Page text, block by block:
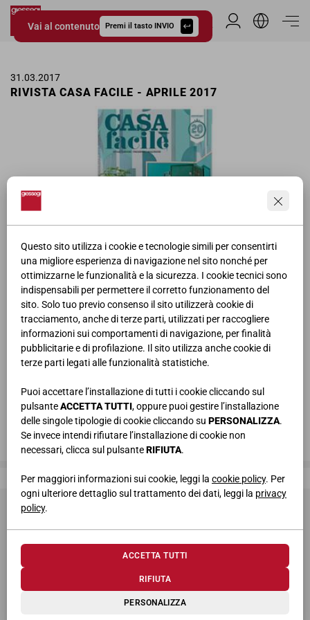
Questo sito utilizza i cookie e tecnologie simili per consentirti
una migliore esperienza di navigazione nel sito nonché per
ottimizzarne le funzionalità e la sicurezza. I cookie tecnici sono
indispensabili per permettere il corretto funzionamento del
sito. Solo tuo previo consenso il sito utilizzerà cookie di
tracciamento, anche di terze parti, utilizzati per raccogliere
informazioni sui comportamenti di navigazione, per finalità
pubblicitarie e di profilazione. Il sito utilizza anche cookie di
terze parti legati alle funzionalità statistiche.
Puoi accettare l’installazione di tutti i cookie cliccando sul
pulsanteACCETTA TUTTI, oppure puoi gestire l’installazione
delle singole tipologie di cookie cliccando su PERSONALIZZA.
Se invece intendi rifiutare l’installazione di cookie non
necessari, clicca sul pulsanteRIFIUTA.
Per maggiori informazioni sui cookie, leggi la cookie policy. Per
ogni ulteriore dettaglio sul trattamento dei dati, leggi la privacy
policy.
PERSONALIZZA
RIFIUTA
ACCETTA TUTTI
Vai al contenuto Premi il tasto INVIO
Giessegi.it
Area Riservata
31.03.2017
RIVISTA CASA FACILE - APRILE 2017
Doppia pagina pubblicitaria Camerette Giessegi contenuta nella
rivista Casa Facile. Pubblicazione di Aprile.
Giessegi, dove la qualità è di casa
© 2026 Giessegi Industria Mobili S.p.a. P.I. 00642760433
Via Bramante 39, 62010 Appignano MC (Italia)